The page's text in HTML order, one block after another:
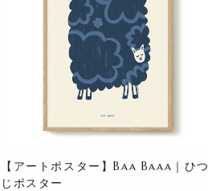
【アートポスター】Baa Baaa｜ひつ
じポスター